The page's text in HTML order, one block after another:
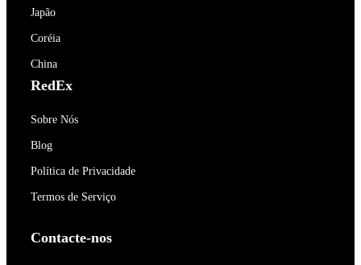
Japão
Coréia
China
RedEx
Sobre Nós
Blog
Política de Privacidade
Termos de Serviço
Contacte-nos